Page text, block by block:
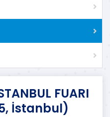
FUARI
İstanbul)